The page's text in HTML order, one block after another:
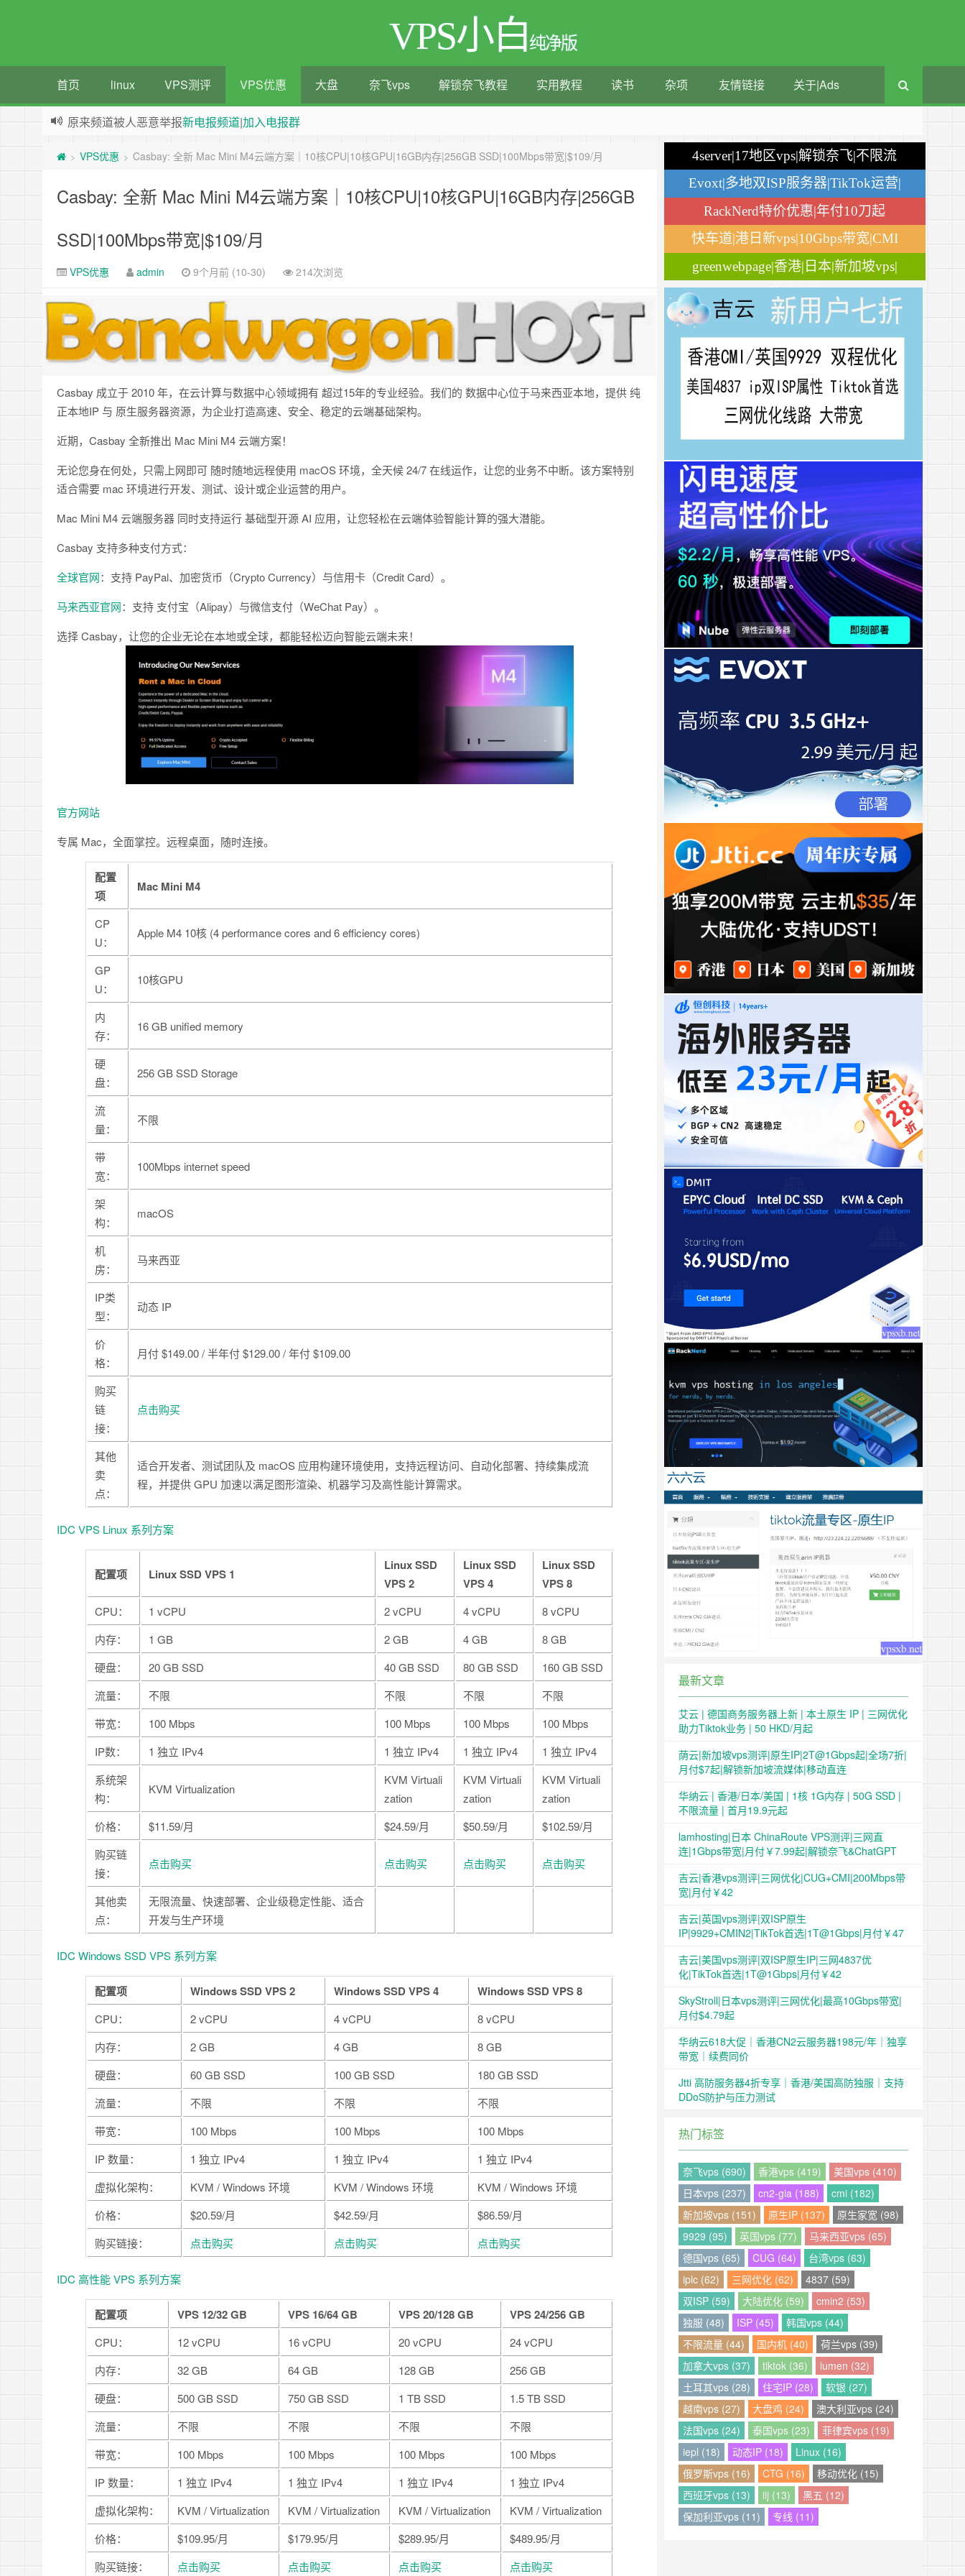
VPS小白纯净版
首页 linux VPS测评 VPS优惠 大盘 奈飞vps 解锁奈飞教程 实用教程 读书 杂项 友情链接 关于|Ads
原来频道被人恶意举报新电报频道|加入电报群
> VPS优惠 > Casbay: 全新 Mac Mini M4云端方案｜10核CPU|10核GPU|16GB内存|256GB SSD|100Mbps带宽|$109/月
Casbay: 全新 Mac Mini M4云端方案｜10核CPU|10核GPU|16GB内存|256GB
SSD|100Mbps带宽|$109/月
VPS优惠 admin 9个月前 (10-30) 214次浏览
Casbay 成立于 2010 年，在云计算与数据中心领域拥有 超过15年的专业经验。我们的 数据中心位于马来西亚本地，提供 纯
正本地IP 与 原生服务器资源，为企业打造高速、安全、稳定的云端基础架构。
近期，Casbay 全新推出 Mac Mini M4 云端方案！
无论您身在何处，只需上网即可 随时随地远程使用 macOS 环境，全天候 24/7 在线运作，让您的业务不中断。该方案特别
适合需要 mac 环境进行开发、测试、设计或企业运营的用户。
Mac Mini M4 云端服务器 同时支持运行 基础型开源 AI 应用，让您轻松在云端体验智能计算的强大潜能。
Casbay 支持多种支付方式：
全球官网：支持 PayPal、加密货币（Crypto Currency）与信用卡（Credit Card）。
马来西亚官网：支持 支付宝（Alipay）与微信支付（WeChat Pay）。
选择 Casbay，让您的企业无论在本地或全球，都能轻松迈向智能云端未来！
官方网站
专属 Mac，全面掌控。远程桌面，随时连接。
配置
项
Mac Mini M4
CP
U：
Apple M4 10核 (4 performance cores and 6 efficiency cores)
GP
U：
10核GPU
内
存：
16 GB unified memory
硬
盘：
256 GB SSD Storage
流
量：
不限
带
宽：
100Mbps internet speed
架
构：
macOS
机
房：
马来西亚
IP类
型：
动态 IP
价
格：
月付 $149.00 / 半年付 $129.00 / 年付 $109.00
购买
链
接：
点击购买
其他
卖
点：
适合开发者、测试团队及 macOS 应用构建环境使用，支持远程访问、自动化部署、持续集成流
程，并提供 GPU 加速以满足图形渲染、机器学习及高性能计算需求。
IDC VPS Linux 系列方案
配置项 Linux SSD VPS 1
Linux SSD
VPS 2
Linux SSD
VPS 4
Linux SSD
VPS 8
CPU： 1 vCPU 2 vCPU 4 vCPU
8 vCPU
内存：
1 GB 2 GB 4 GB
8 GB
硬盘：
20 GB SSD 40 GB SSD 80 GB SSD
160 GB SSD
流量：
不限 不限 不限
不限
带宽：
100 Mbps 100 Mbps 100 Mbps
100 Mbps
IP数：
1 独立 IPv4 1 独立 IPv4 1 独立 IPv4
1 独立 IPv4
系统架
构：
KVM Virtualization
KVM Virtuali
zation
KVM Virtuali
zation
KVM Virtuali
zation
价格：
$11.59/月 $24.59/月 $50.59/月
$102.59/月
购买链
接：
点击购买 点击购买 点击购买 点击购买
其他卖
点：
无限流量、快速部署、企业级稳定性能、适合
开发与生产环境
IDC Windows SSD VPS 系列方案
配置项 Windows SSD VPS 2 Windows SSD VPS 4 Windows SSD VPS 8
CPU： 2 vCPU 4 vCPU
8 vCPU
内存：
2 GB 4 GB
8 GB
硬盘：
60 GB SSD 100 GB SSD
180 GB SSD
流量：
不限 不限
不限
带宽：
100 Mbps 100 Mbps
100 Mbps
IP 数量：
1 独立 IPv4 1 独立 IPv4
1 独立 IPv4
虚拟化架构：
KVM / Windows 环境 KVM / Windows 环境
KVM / Windows 环境
价格：
$20.59/月 $42.59/月
$86.59/月
购买链接：
点击购买 点击购买 点击购买
IDC 高性能 VPS 系列方案
配置项 VPS 12/32 GB VPS 16/64 GB VPS 20/128 GB VPS 24/256 GB
CPU： 12 vCPU 16 vCPU 20 vCPU
24 vCPU
内存：
32 GB 64 GB 128 GB
256 GB
硬盘：
500 GB SSD 750 GB SSD 1 TB SSD
1.5 TB SSD
流量：
不限 不限 不限
不限
带宽：
100 Mbps 100 Mbps 100 Mbps
100 Mbps
IP 数量：
1 独立 IPv4 1 独立 IPv4 1 独立 IPv4
1 独立 IPv4
虚拟化架构：
KVM / Virtualization KVM / Virtualization KVM / Virtualization
KVM / Virtualization
价格：
$109.95/月 $179.95/月 $289.95/月
$489.95/月
购买链接：
点击购买 点击购买 点击购买 点击购买
4server|17地区vps|解锁奈飞|不限流
量
Evoxt|多地双ISP服务器|TikTok运营|
月付$2.84
RackNerd特价优惠|年付10刀起
快车道|港日新vps|10Gbps带宽|CMI
greenwebpage|香港|日本|新加坡vps|
移动直连
最新文章
艾云 | 德国商务服务器上新 | 本土原生 IP | 三网优化
助力Tiktok业务 | 50 HKD/月起
荫云|新加坡vps测评|原生IP|2T@1Gbps起|全场7折|
月付$7起|解锁新加坡流媒体|移动直连
华纳云 | 香港/日本/美国 | 1核 1G内存 | 50G SSD |
不限流量 | 首月19.9元起
lamhosting|日本 ChinaRoute VPS测评|三网直
连|1Gbps带宽|月付￥7.99起|解锁奈飞&ChatGPT
吉云|香港vps测评|三网优化|CUG+CMI|200Mbps带
宽|月付￥42
吉云|英国vps测评|双ISP原生
IP|9929+CMIN2|TikTok首选|1T@1Gbps|月付￥47
吉云|美国vps测评|双ISP原生IP|三网4837优
化|TikTok首选|1T@1Gbps|月付￥42
SkyStroll|日本vps测评|三网优化|最高10Gbps带宽|
月付$4.79起
华纳云618大促｜香港CN2云服务器198元/年｜独享
带宽｜续费同价
Jtti 高防服务器4折专享｜香港/美国高防独服｜支持
DDoS防护与压力测试
热门标签
奈飞vps (690) 香港vps (419)
美国vps (410)
日本vps (237)
cn2-gia (188)
cmi (182)
新加坡vps (151)
原生IP (137)
原生家宽 (98)
9929 (95)
英国vps (77)
马来西亚vps (65)
德国vps (65)
CUG (64)
台湾vps (63)
iplc (62)
三网优化 (62)
4837 (59)
双ISP (59)
大陆优化 (59)
cmin2 (53)
独服 (48)
ISP (45)
韩国vps (44)
不限流量 (44)
国内机 (40)
荷兰vps (39)
加拿大vps (37)
tiktok (36)
lumen (32)
土耳其vps (28)
住宅IP (28)
软银 (27)
越南vps (27)
大盘鸡 (24)
澳大利亚vps (24)
法国vps (24)
泰国vps (23)
菲律宾vps (19)
iepl (18)
动态IP (18)
Linux (16)
俄罗斯vps (16)
CTG (16)
移动优化 (15)
西班牙vps (13)
iij (13)
黑五 (12)
保加利亚vps (11)
专线 (11)